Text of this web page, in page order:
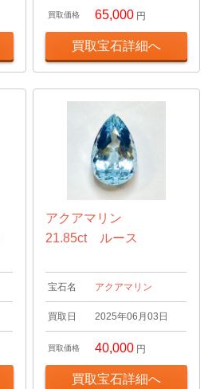
買取価格 65,000 円
買取宝石詳細へ
アクアマリン
21.85ct ルース
宝石名 アクアマリン
買取日 2025年06月03日
買取価格 40,000 円
買取宝石詳細へ